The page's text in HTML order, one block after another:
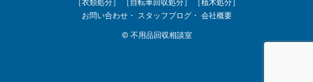
［衣類処分］
［自転車回収処分］
［植木処分］
お問い合わせ
スタッフブログ
会社概要
© 不用品回収相談室